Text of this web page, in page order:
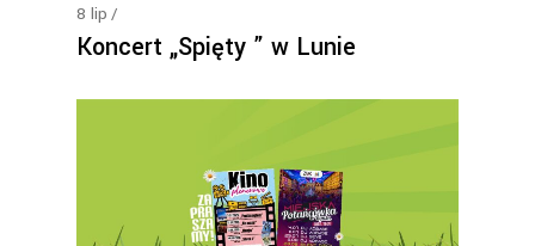
8 lip
Koncert „Spięty ” w Lunie